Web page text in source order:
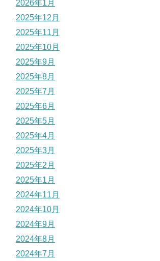
2026年1月
2025年12月
2025年11月
2025年10月
2025年9月
2025年8月
2025年7月
2025年6月
2025年5月
2025年4月
2025年3月
2025年2月
2025年1月
2024年11月
2024年10月
2024年9月
2024年8月
2024年7月